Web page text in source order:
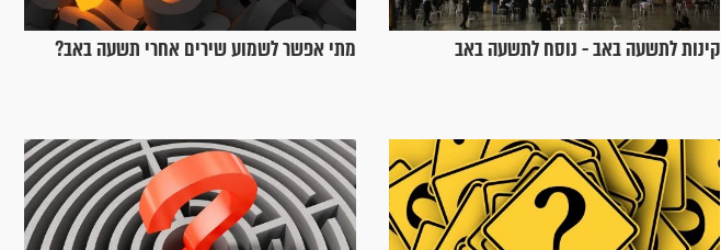
קינות לתשעה באב - נוסח לתשעה באב מתי אפשר לשמוע שירים אחרי תשעה באב?